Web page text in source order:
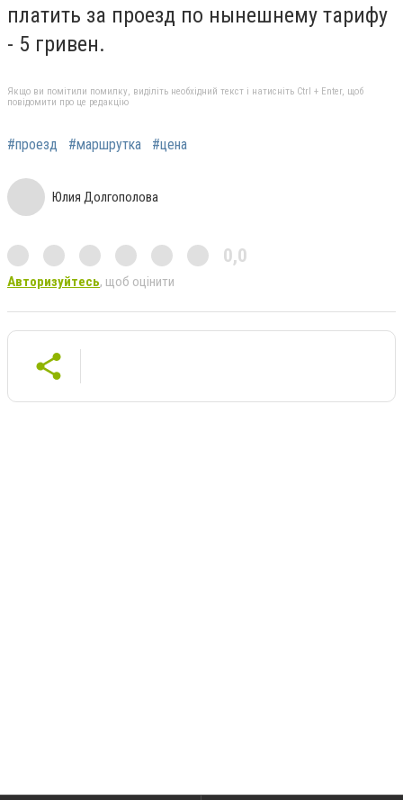
платить за проезд по нынешнему тарифу
- 5 гривен.
Якщо ви помітили помилку, виділіть необхідний текст і натисніть Ctrl + Enter, щоб
повідомити про це редакцію
#проезд #маршрутка #цена
Юлия Долгополова
0,0
Авторизуйтесь, щоб оцінити